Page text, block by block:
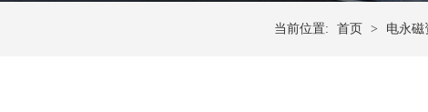
当前位置: 首页 > 电永磁